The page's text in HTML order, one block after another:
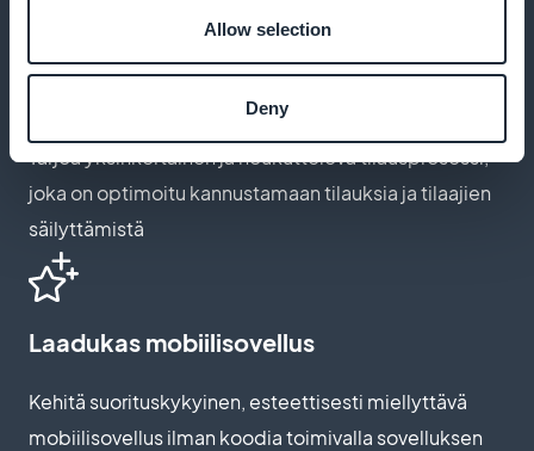
Allow selection
Deny
Rekisteröinti on helppoa intuitiivisen
suunnittelun ansiosta
Tarjoa yksinkertainen ja houkutteleva tilausprosessi,
joka on optimoitu kannustamaan tilauksia ja tilaajien
säilyttämistä
Laadukas mobiilisovellus
Kehitä suorituskykyinen, esteettisesti miellyttävä
mobiilisovellus ilman koodia toimivalla sovelluksen